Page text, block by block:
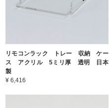
リモコンラック トレー 収納 ケー
ス アクリル 5ミリ厚 透明 日本
製
¥ 6,416